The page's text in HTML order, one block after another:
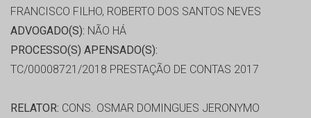
FRANCISCO FILHO, ROBERTO DOS SANTOS NEVES
ADVOGADO(S): NÃO HÁ
PROCESSO(S) APENSADO(S):
TC/00008721/2018 PRESTAÇÃO DE CONTAS 2017
RELATOR: CONS. OSMAR DOMINGUES JERONYMO